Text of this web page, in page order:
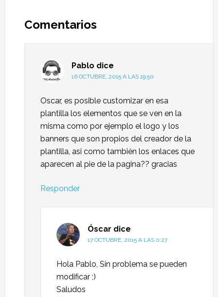
Comentarios
Pablo dice
16 OCTUBRE, 2015 A LAS 19:50
Oscar, es posible customizar en esa
plantilla los elementos que se ven en la
misma como por ejemplo el logo y los
banners que son propios del creador de la
plantilla, asi como también los enlaces que
aparecen al pie de la pagina?? gracias
Responder
Óscar dice
17 OCTUBRE, 2015 A LAS 0:27
Hola Pablo, Sin problema se pueden
modificar ;)
Saludos